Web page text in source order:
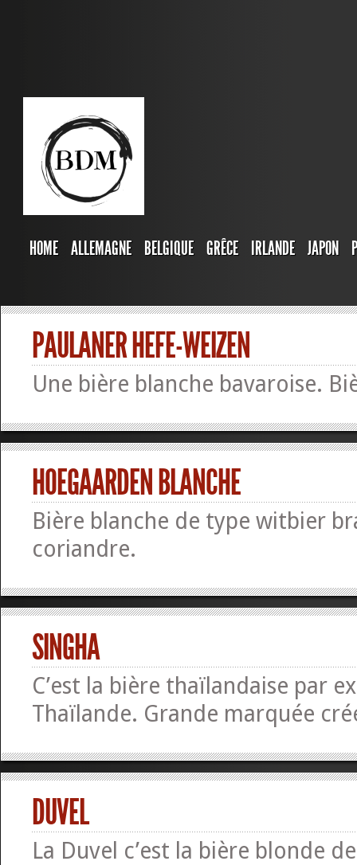
HOME ALLEMAGNE BELGIQUE GRÊCE IRLANDE JAPON
PAULANER HEFE-WEIZEN
Une bière blanche bavaroise.
HOEGAARDEN BLANCHE
Bière blanche de type witbier
coriandre.
SINGHA
C’est la bière thaïlandaise par
Thaïlande. Grande marquée
DUVEL
La Duvel c’est la bière blonde